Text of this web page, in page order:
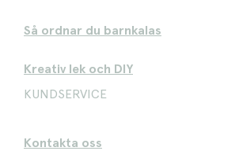
Så ordnar du barnkalas
Kreativ lek och DIY
KUNDSERVICE
Kontakta oss